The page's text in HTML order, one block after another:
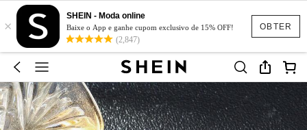
OBTER
×
SHEIN - Moda online
Baixe o App e ganhe cupom exclusivo de 15% OFF!
(2,847)